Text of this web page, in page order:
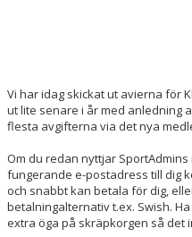
Vi har idag skickat ut avierna för
ut lite senare i år med anledning
flesta avgifterna via det nya
Om du redan nyttjar SportAdmins
fungerande e-postadress till dig
och snabbt kan betala för dig,
betalningalternativt.ex. Swish.
extra öga på skräpkorgen så det